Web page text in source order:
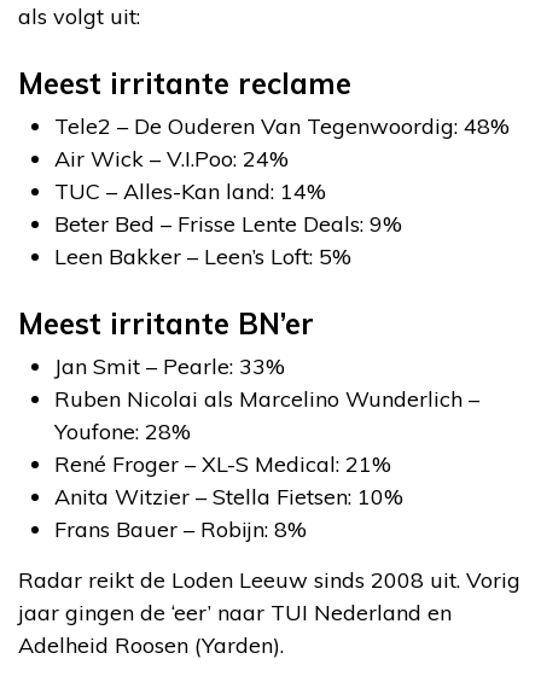
als volgt uit:
Meest irritante reclame
Tele2 – De Ouderen Van Tegenwoordig: 48%
Air Wick – V.I.Poo: 24%
TUC – Alles-Kan land: 14%
Beter Bed – Frisse Lente Deals: 9%
Leen Bakker – Leen’s Loft: 5%
Meest irritante BN’er
Jan Smit – Pearle: 33%
Ruben Nicolai als Marcelino Wunderlich –
Youfone: 28%
René Froger – XL-S Medical: 21%
Anita Witzier – Stella Fietsen: 10%
Frans Bauer – Robijn: 8%
Radar reikt de Loden Leeuw sinds 2008 uit. Vorig
jaar gingen de ‘eer’ naar TUI Nederland en
Adelheid Roosen (Yarden).